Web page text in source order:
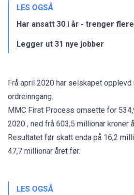
LES OGSÅ
Har ansatt 30 i år - trenger flere
Legger ut 31 nye jobber
Frå april 2020 har selskapet
ordreinngang.
MMC First Process omsette for
2020 , ned frå 603,5 millionar kroner
Resultatet før skatt enda på 16,2
47,7 millionar året før.
LES OGSÅ